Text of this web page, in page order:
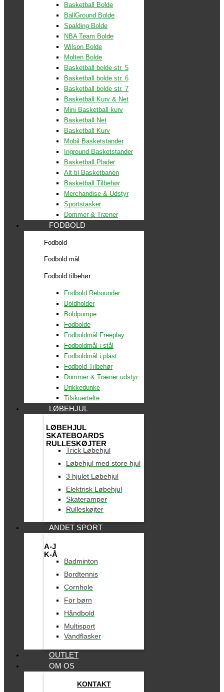
Basketball Bolde
BallGround Bolde
Spalding Bolde
NBA Team Bolde
Wilson Bolde
Molten Bolde
Basketball bolde str. 5
Basketball bolde str. 6
Basketball bolde str. 7
Basketball Kurv & Net
Mini Basketball kurv
Basketball Net
Basketball Kurv
Mobil Basketstander
Inground Basketstander
Basketball Plader
Alt til Basketbanen
Basketball Tilbehør
Merchandise & Udstyr
Sportstasker
Dommer & Træner
FODBOLD
Fodbold
Fodbold mål
Fodbold tilbehør
Fodbold Rebounder
Boldholder
Boldpumpe
Fodbolde
Fodboldmål Freeplay
Fodboldmål i stål
Fodboldmål i plast
Fodbold Tilbehør
Dommer & Træner udstyr
Drikkedunke
Tilskuertelte
LØBEHJUL
LØBEHJUL
SKATEBOARDS
RULLESKØJTER
Trick Løbehjul
Løbehjul med store hjul
3 hjulet Løbehjul
Elektrisk Løbehjul
Skateramper
Rulleskøjter
ANDET SPORT
A-J
K-Å
Badminton
Bordtennis
Cornhole
For børn
Håndbold
Multisport
Vandflasker
OUTLET
OM OS
KONTAKT